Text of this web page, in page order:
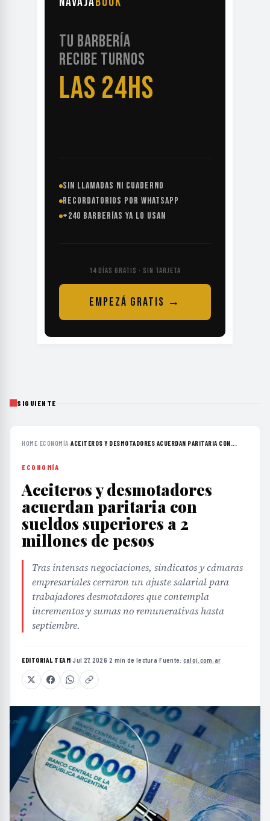
TU BARBERÍA
RECIBE TURNOS
LAS 24HS
SIN LLAMADAS NI CUADERNO
RECORDATORIOS POR WHATSAPP
+240 BARBERÍAS YA LO USAN
14 DÍAS GRATIS · SIN TARJETA
EMPEZÁ GRATIS →
SIGUIENTE
HOME›ECONOMÍA›ACEITEROS Y DESMOTADORES ACUERDAN PARITARIA CON...
ECONOMÍA
Aceiteros y desmotadores
acuerdan paritaria con
sueldos superiores a 2
millones de pesos
Tras intensas negociaciones, sindicatos y cámaras
empresariales cerraron un ajuste salarial para
trabajadores desmotadores que contempla
incrementos y sumas no remunerativas hasta
septiembre.
EDITORIAL TEAM·Jul 27, 2026·2 min de lectura·Fuente: caloi.com.ar